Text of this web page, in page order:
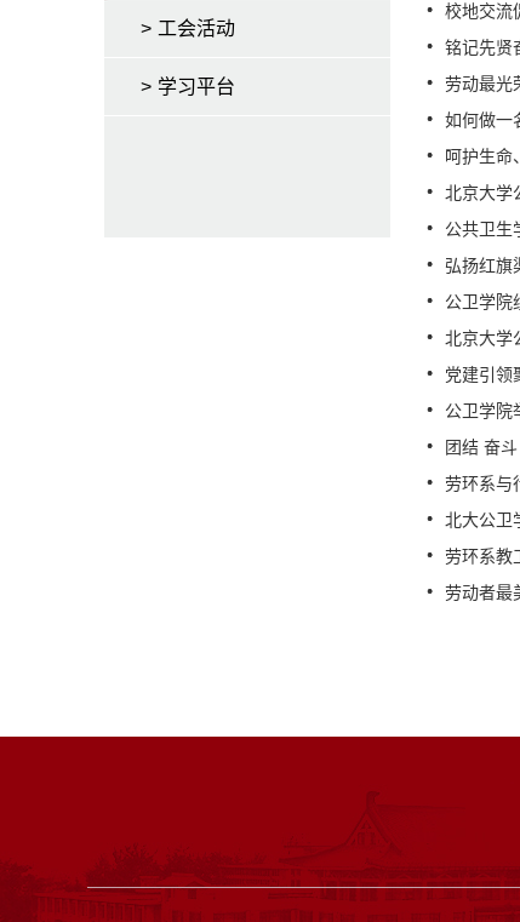
> 工会活动
> 学习平台
校地交流
铭记先贤
劳动最光
如何做一
呵护生命
北京大学
公共卫生
弘扬红旗
公卫学院
北京大学
党建引领
公卫学院
团结 奋
劳环系与
北大公卫
劳环系教
劳动者最